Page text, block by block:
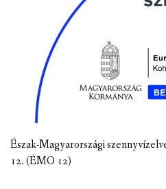
Észak-Magyarországi
12. (ÉMO 12)